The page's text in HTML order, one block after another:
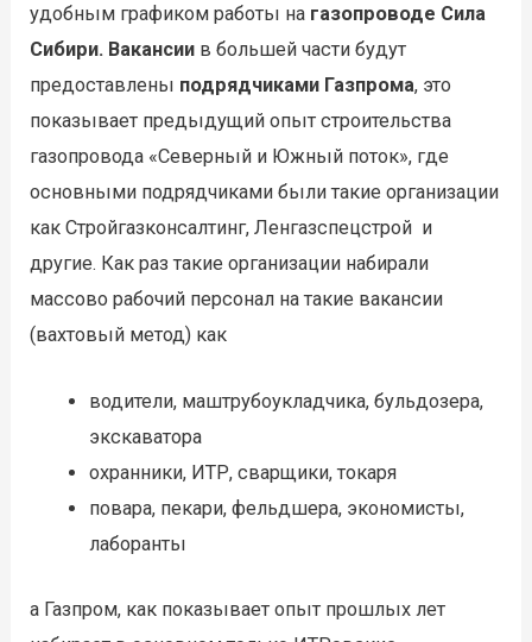
удобным графиком работы на газопроводе Сила
Сибири. Вакансии в большей части будут
предоставлены подрядчиками Газпрома, это
показывает предыдущий опыт строительства
газопровода «Северный и Южный поток», где
основными подрядчиками были такие организации
как Стройгазконсалтинг, Ленгазспецстрой и
другие. Как раз такие организации набирали
массово рабочий персонал на такие вакансии
(вахтовый метод) как
водители, маштрубоукладчика, бульдозера,
экскаватора
охранники, ИТР, сварщики, токаря
повара, пекари, фельдшера, экономисты,
лаборанты
а Газпром, как показывает опыт прошлых лет